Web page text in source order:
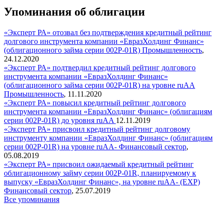
Упоминания об облигации
«Эксперт РА» отозвал без подтверждения кредитный рейтинг
долгового инструмента компании «ЕвразХолдинг Финанс»
(облигационного займа серии 002P-01R) Промышленность,
24.12.2020
«Эксперт РА» подтвердил кредитный рейтинг долгового
инструмента компании «ЕвразХолдинг Финанс»
(облигационного займа серии 002P-01R) на уровне ruAA
Промышленность, 11.11.2020
«Эксперт РА» повысил кредитный рейтинг долгового
инструмента компании «ЕвразХолдинг Финанс» (облигациям
серии 002P-01R) до уровня ruAA 12.11.2019
«Эксперт РА» присвоил кредитный рейтинг долговому
инструменту компании «ЕвразХолдинг Финанс» (облигациям
серии 002P-01R) на уровне ruAA- Финансовый сектор,
05.08.2019
«Эксперт РА» присвоил ожидаемый кредитный рейтинг
облигационному займу серии 002P-01R, планируемому к
выпуску «ЕвразХолдинг Финанс», на уровне ruAA- (EXP)
Финансовый сектор, 25.07.2019
Все упоминания